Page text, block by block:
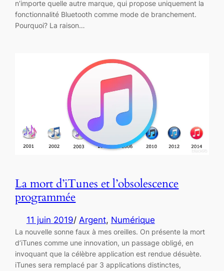
n’importe quelle autre marque, qui propose uniquement la
fonctionnalité Bluetooth comme mode de branchement.
Pourquoi? La raison…
La mort d’iTunes et l’obsolescence
programmée
11 juin 2019/ Argent, Numérique
La nouvelle sonne faux à mes oreilles. On présente la mort
d’iTunes comme une innovation, un passage obligé, en
invoquant que la célèbre application est rendue désuète.
iTunes sera remplacé par 3 applications distinctes,